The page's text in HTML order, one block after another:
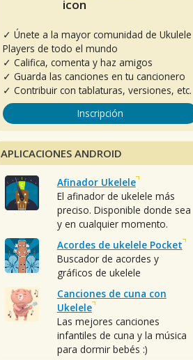
✓ Únete a la mayor comunidad de Ukulele
Players de todo el mundo
✓ Califica, comenta y haz amigos
✓ Guarda las canciones en tu cancionero
✓ Contribuir con tablaturas, versiones, etc.
Inscripción
APLICACIONES ANDROID
Afinador Ukelele
El afinador de ukelele más
preciso. Disponible donde sea
y en cualquier momento.
Acordes de ukelele Pocket
Buscador de acordes y
gráficos de ukelele
Canciones de cuna con
Ukelele
Las mejores canciones
infantiles de cuna y la música
para dormir bebés :)